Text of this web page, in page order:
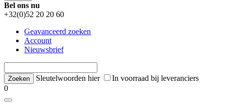
Bel ons nu
+32(0)52 20 20 60
Geavanceerd zoeken
Account
Nieuwsbrief
Sleutelwoorden hier
In voorraad bij leveranciers
0